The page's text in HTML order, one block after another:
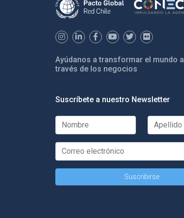
Ayúdanos a transformar el mundo a
través de los negocios
Suscríbete a nuestro Newsletter